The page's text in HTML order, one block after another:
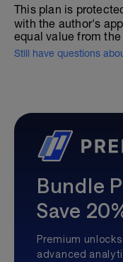
This plan is
with the author's
equal value from the
Still have questions
Bundle
Save
Premium
advanced